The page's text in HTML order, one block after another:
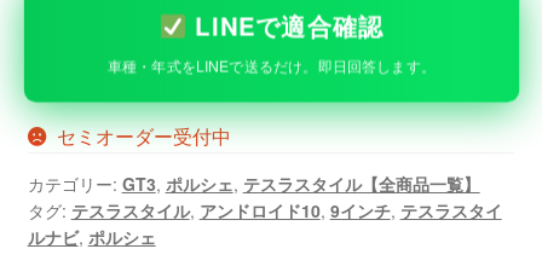
LINEで適合確認
車種・年式をLINEで送るだけ。即日回答します。
セミオーダー受付中
カテゴリー: GT3, ポルシェ, テスラスタイル【全商品一覧】
タグ: テスラスタイル, アンドロイド10, 9インチ, テスラスタイ
ルナビ, ポルシェ